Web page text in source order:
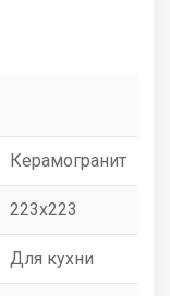
Керамогранит
223x223
Для кухни